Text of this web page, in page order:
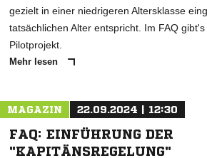
gezielt in einer niedrigeren Altersklasse
tatsächlichen Alter entspricht. Im FAQ
Pilotprojekt.
Mehr lesen
MAGAZIN 22.09.2024 | 12:30
FAQ: EINFÜHRUNG DER
"KAPITÄNSREGELUNG"